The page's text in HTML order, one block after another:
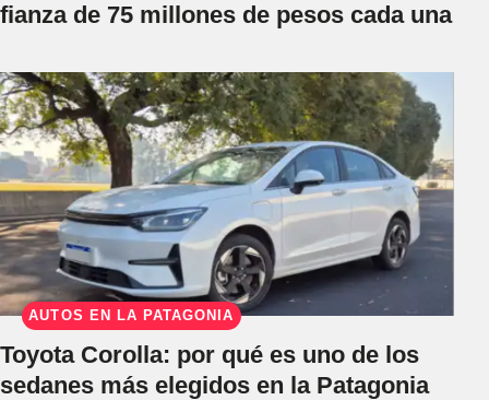
fianza de 75 millones de pesos cada una
AUTOS EN LA PATAGONIA
Toyota Corolla: por qué es uno de los
sedanes más elegidos en la Patagonia